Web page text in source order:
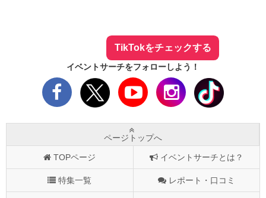
TikTokをチェックする
イベントサーチをフォローしよう！
ページトップへ
TOPページ イベントサーチとは？
特集一覧 レポート・口コミ